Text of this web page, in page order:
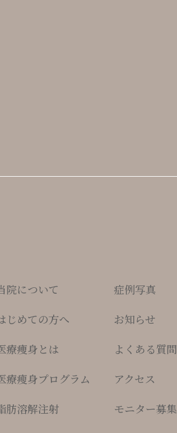
院について
症例写真
じめての方へ
お知らせ
療痩身とは
よくある質問
療瘦身プログラム
アクセス
肪溶解注射
モニター募集